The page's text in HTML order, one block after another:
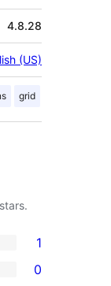
4.8.28
(US)
grid
1
0